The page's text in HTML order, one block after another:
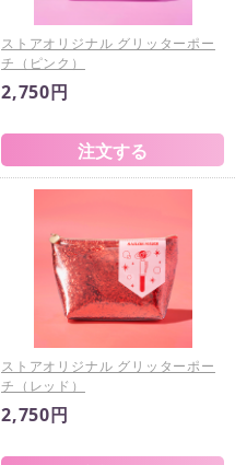
ストアオリジナル グリッターポー
チ（ピンク）
2,750円
ストアオリジナル グリッターポー
チ（レッド）
2,750円